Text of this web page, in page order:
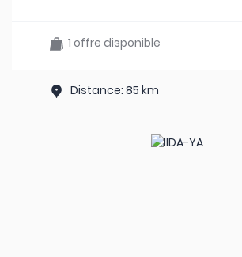
1 offre disponible
Distance: 85 km